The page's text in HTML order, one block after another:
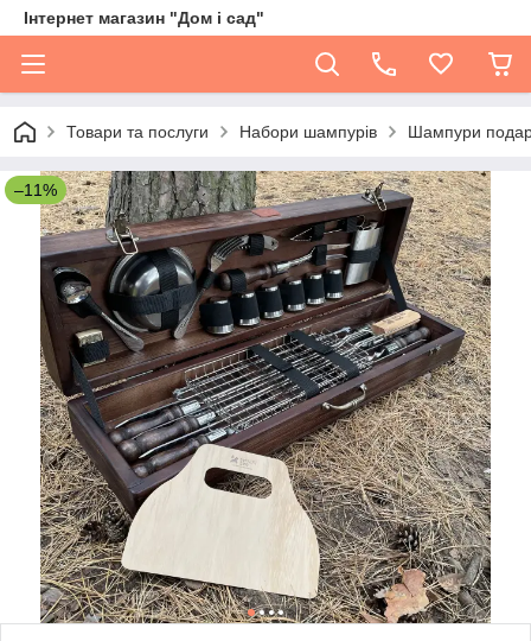
Інтернет магазин "Дом і сад"
Товари та послуги Набори шампурів Шампури
–11%